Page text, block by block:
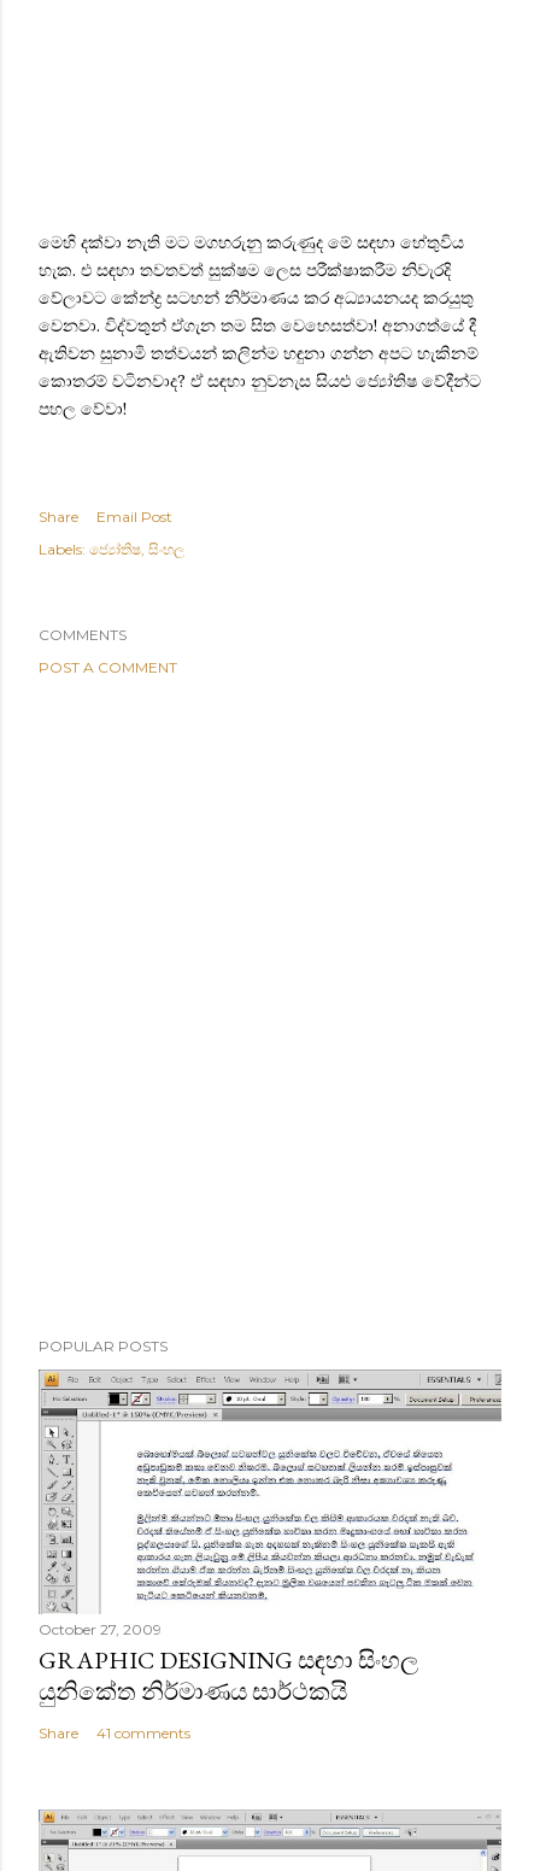
මෙහි දක්වා නැති මට මගහරුනු කරුණුද‍ මේ සඳහා හේතුවිය
හැක. එ සඳහා තවතවත් සුක්ෂම ලෙස පරීක්ෂාකරීම නිවැරදි
වේලාවට කේන්ද්‍ර සටහන් නිර්මාණය කර අධ්‍යායනයද කරයුතු
වෙනවා. විද්වතුන් ඒගැන තම සිත වෙහෙසත්වා! අනාගත්යේ දී
ඇතිවන සුනාමි තත්වයන් කලින්ම හඳුනා ගන්න අපට හැකිනම්
කොතරම් වටිනවාද? ඒ සඳහා නුවනැස සියළු ජ්‍යෝතිෂ වේදීන්ට
පහල වේවා!
Share
Email Post
Labels: ජ්‍යෝතිෂ සිංහල
COMMENTS
POST A COMMENT
POPULAR POSTS
October 27, 2009
GRAPHIC DESIGNING සඳහා සිංහල
යුනිකේත නිර්මාණය සාර්ථකයි
Share 41 comments